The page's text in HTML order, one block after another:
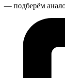
— подберём